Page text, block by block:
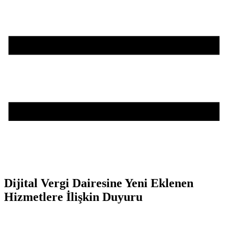
Dijital Vergi Dairesine Yeni Eklenen
Hizmetlere İlişkin Duyuru